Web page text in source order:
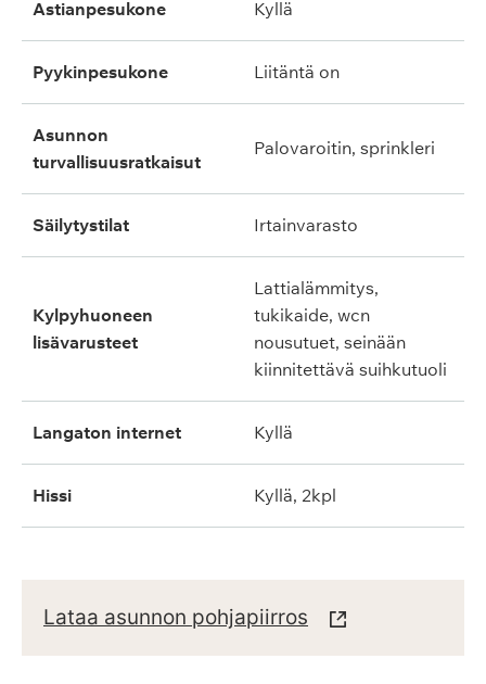
astianpesukone kyllä
pyykinpesukone liitäntä on
asunnon
turvallisuusratkaisut
palovaroitin, sprinkleri
säilytystilat irtainvarasto
kylpyhuoneen
lisävarusteet
lattialämmitys,
tukikaide, wcn
nousutuet, seinään
kiinnitettävä suihkutuoli
langaton internet kyllä
hissi kyllä, 2kpl
Lataa asunnon pohjapiirros